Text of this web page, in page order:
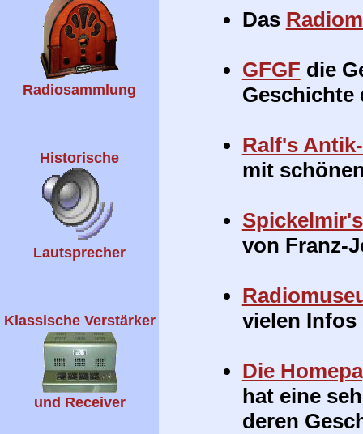
Radiosammlung
Historische
Lautsprecher
Klassische Verstärker
und Receiver
Das
GFGF die
Geschichte
Ralf's
mit
von Franz-
vielen Infos
Die
hat eine
deren